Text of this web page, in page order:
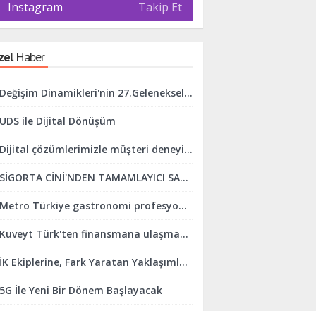
Instagram
Takip Et
Haber
Değişim Dinamikleri'nin 27.Geleneksel İftar Programı Gerçekleşti.
UDS ile Dijital Dönüşüm
Dijital çözümlerimizle müşteri deneyimini mükemmelleştirmeye odaklanıyoruz
SİGORTA CİNİ'NDEN TAMAMLAYICI SAĞLIK SİGORTASINDA KOLAYLIK
Metro Türkiye gastronomi profesyonellerini ve sektörü desteklemeye devam ediyor
Kuveyt Türk'ten finansmana ulaşmada online finans sistemi kolaylığı
İK Ekiplerine, Fark Yaratan Yaklaşımlar Geliştirmeleri İçin Destek Oluyoruz
5G İle Yeni Bir Dönem Başlayacak